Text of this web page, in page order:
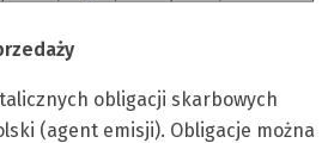
obligacji skarbowych
(agent emisji). Obligacje można